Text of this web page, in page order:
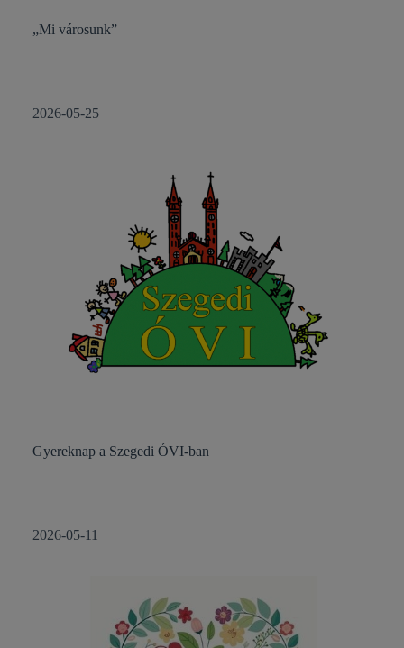
„Mi városunk”
2026-05-25
Gyereknap a Szegedi ÓVI-ban
2026-05-11